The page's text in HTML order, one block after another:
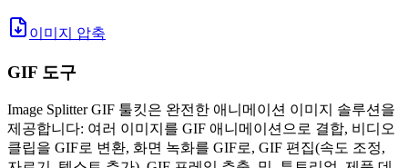
이미지 압축
GIF 도구
Image Splitter GIF 툴킷은 완전한 애니메이션 이미지 솔루션을
제공합니다: 여러 이미지를 GIF 애니메이션으로 결합, 비디오
클립을 GIF로 변환, 화면 녹화를 GIF로, GIF 편집(속도 조정,